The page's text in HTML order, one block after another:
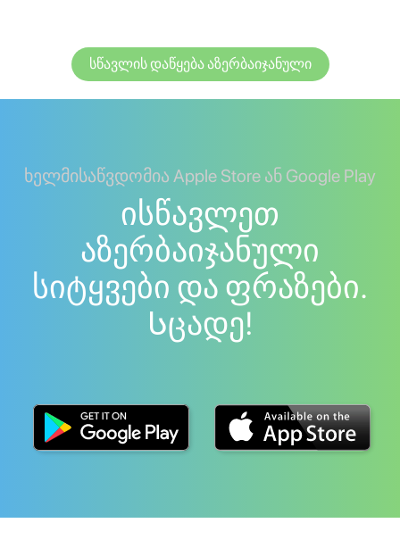
სწავლის დაწყება აზერბაიჯანული
ხელმისაწვდომია Apple Store ან Google Play
ისწავლეთ
აზერბაიჯანული
სიტყვები და ფრაზები.
Სცადე!